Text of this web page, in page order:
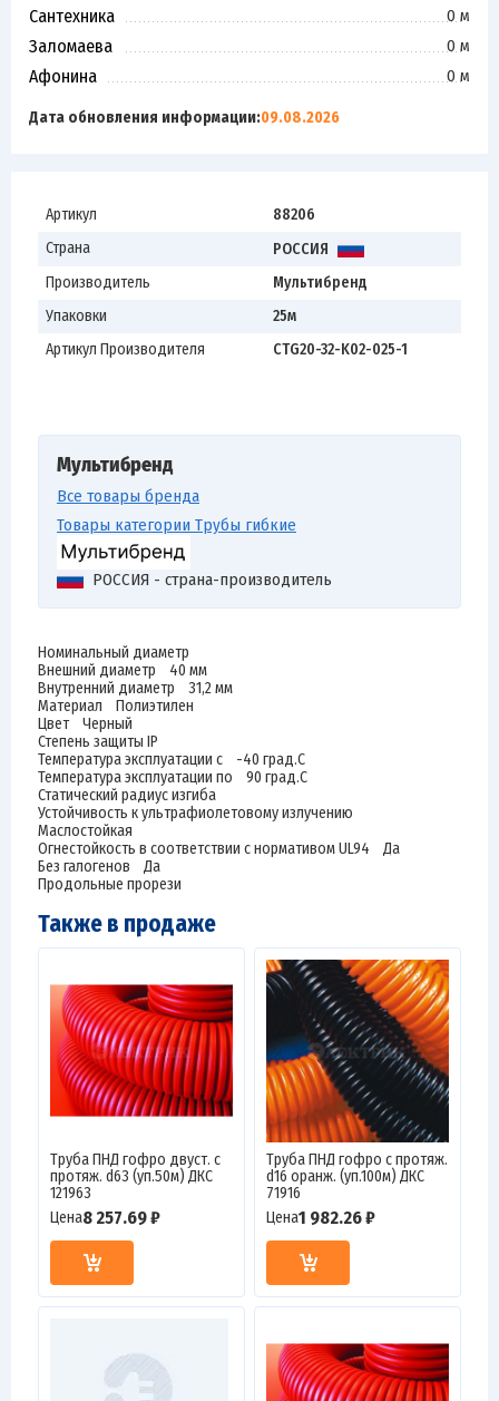
Сантехника 0 м
Заломаева 0 м
Афонина 0 м
Дата обновления информации:09.08.2026
Артикул
88206
Страна
РОССИЯ
Производитель
Мультибренд
Упаковки
25м
Артикул Производителя
CTG20-32-K02-025-1
Мультибренд
Все товары бренда
Товары категории Трубы гибкие
РОССИЯ - страна-производитель
Номинальный диаметр
Внешний диаметр 40 мм
Внутренний диаметр 31,2 мм
Материал Полиэтилен
Цвет Черный
Степень защиты IP
Температура эксплуатации с -40 град.C
Температура эксплуатации по 90 град.C
Статический радиус изгиба
Устойчивость к ультрафиолетовому излучению
Маслостойкая
Огнестойкость в соответствии с нормативом UL94 Да
Без галогенов Да
Продольные прорези
Также в продаже
Труба ПНД гофро двуст. с
протяж. d63 (уп.50м) ДКС
121963
Цена8 257.69 ₽
Труба ПНД гофро c протяж.
d16 оранж. (уп.100м) ДКС
71916
Цена1 982.26 ₽